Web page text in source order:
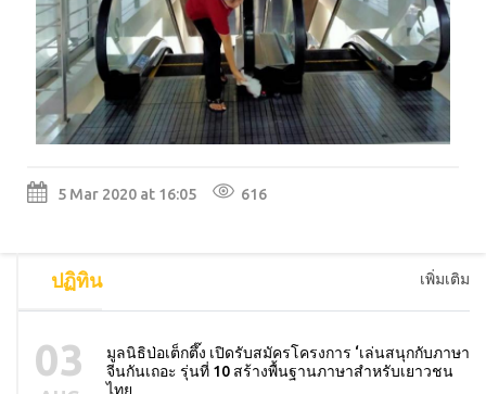
5 Mar 2020 at 16:05 616
ปฏิทิน เพิ่มเติม
03
มูลนิธิป่อเต็กตึ๊ง เปิดรับสมัครโครงการ ‘เล่นสนุกกับภาษา
จีนกันเถอะ รุ่นที่ 10 สร้างพื้นฐานภาษาสำหรับเยาวชน
ไทย